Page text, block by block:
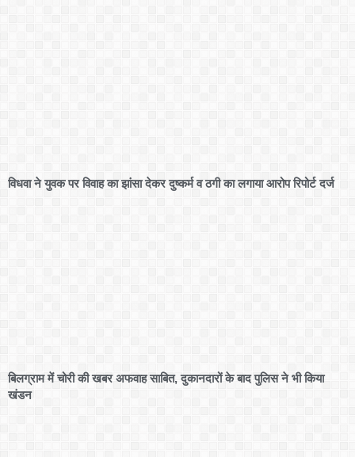
विधवा ने युवक पर विवाह का झांसा देकर दुष्कर्म व ठगी का लगाया आरोप रिपोर्ट दर्ज
बिलग्राम में चोरी की खबर अफवाह साबित, दुकानदारों के बाद पुलिस ने भी किया
खंडन